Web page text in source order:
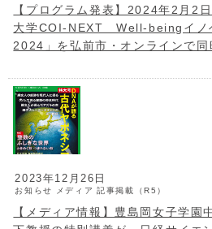
【プログラム発表】2024年2月2
大学COI-NEXT Well-beingイノ
2024」を弘前市・オンラインで
2023年12月26日
お知らせ メディア 記事掲載（R5）
【メディア情報】豊島岡女子学園